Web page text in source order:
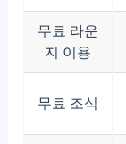
무료 라운
지 이용
무료 조식